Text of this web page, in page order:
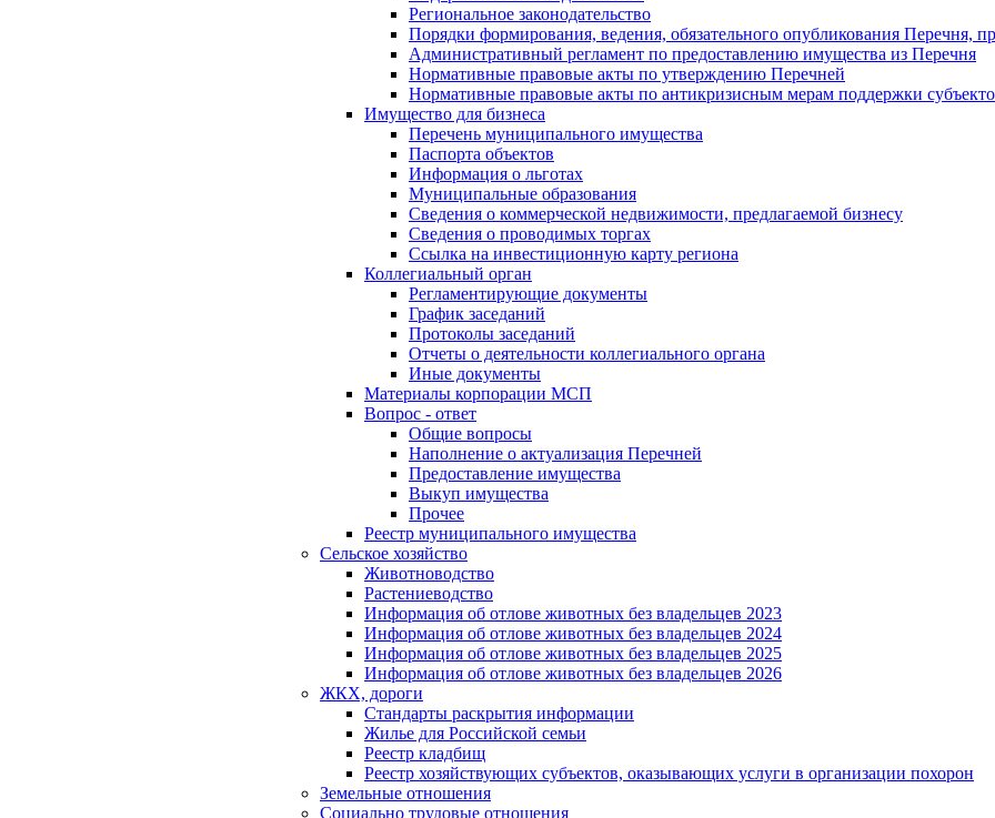
Региональное законодательство
Порядки формирования, ведения, обязательного опубликования Перечня,
Административный регламент по предоставлению имущества из Перечня
Нормативные правовые акты по утверждению Перечней
Нормативные правовые акты по антикризисным мерам поддержки
Имущество для бизнеса
Перечень муниципального имущества
Паспорта объектов
Информация о льготах
Муниципальные образования
Сведения о коммерческой недвижимости, предлагаемой бизнесу
Сведения о проводимых торгах
Ссылка на инвестиционную карту региона
Коллегиальный орган
Регламентирующие документы
График заседаний
Протоколы заседаний
Отчеты о деятельности коллегиального органа
Иные документы
Материалы корпорации МСП
Вопрос - ответ
Общие вопросы
Наполнение о актуализация Перечней
Предоставление имущества
Выкуп имущества
Прочее
Реестр муниципального имущества
Сельское хозяйство
Животноводство
Растениеводство
Информация об отлове животных без владельцев 2023
Информация об отлове животных без владельцев 2024
Информация об отлове животных без владельцев 2025
Информация об отлове животных без владельцев 2026
ЖКХ, дороги
Стандарты раскрытия информации
Жилье для Российской семьи
Реестр кладбищ
Реестр хозяйствующих субъектов, оказывающих услуги в организации похорон
Земельные отношения
Социально трудовые отношения